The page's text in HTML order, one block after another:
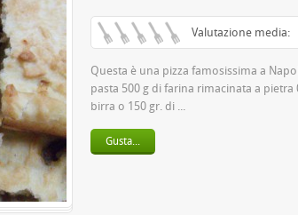
Valutazione media: (0 /
Questa è una pizza famosissima a Napoli
pasta 500 g di farina rimacinata a pietra 0 10
birra o 150 gr. di ...
Gusta...